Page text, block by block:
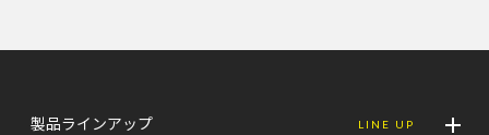
製品ラインアップ LINE UP